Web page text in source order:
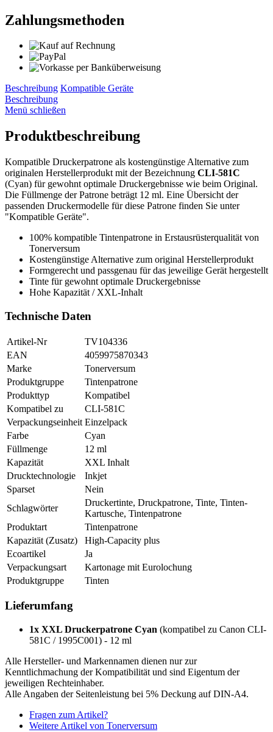
Zahlungsmethoden
Beschreibung Kompatible Geräte
Beschreibung
Menü schließen
Produktbeschreibung
Kompatible Druckerpatrone als kostengünstige Alternative zum
originalen Herstellerprodukt mit der Bezeichnung CLI-581C
(Cyan) für gewohnt optimale Druckergebnisse wie beim Original.
Die Füllmenge der Patrone beträgt 12 ml. Eine Übersicht der
passenden Druckermodelle für diese Patrone finden Sie unter
"Kompatible Geräte".
100% kompatible Tintenpatrone in Erstausrüsterqualität von
Tonerversum
Kostengünstige Alternative zum original Herstellerprodukt
Formgerecht und passgenau für das jeweilige Gerät hergestellt
Tinte für gewohnt optimale Druckergebnisse
Hohe Kapazität / XXL-Inhalt
Technische Daten
Artikel-Nr
TV104336
EAN
4059975870343
Marke
Tonerversum
Produktgruppe
Tintenpatrone
Produkttyp
Kompatibel
Kompatibel zu
CLI-581C
Verpackungseinheit Einzelpack
Farbe
Cyan
Füllmenge
12 ml
Kapazität
XXL Inhalt
Drucktechnologie
Inkjet
Sparset
Nein
Schlagwörter
Druckertinte, Druckpatrone, Tinte, Tinten-
Kartusche, Tintenpatrone
Produktart
Tintenpatrone
Kapazität (Zusatz)
High-Capacity plus
Ecoartikel
Ja
Verpackungsart
Kartonage mit Eurolochung
Produktgruppe
Tinten
Lieferumfang
1x XXL Druckerpatrone Cyan (kompatibel zu Canon CLI-
581C / 1995C001) - 12 ml
Alle Hersteller- und Markennamen dienen nur zur
Kenntlichmachung der Kompatibilität und sind Eigentum der
jeweiligen Rechteinhaber.
Alle Angaben der Seitenleistung bei 5% Deckung auf DIN-A4.
Fragen zum Artikel?
Weitere Artikel von Tonerversum